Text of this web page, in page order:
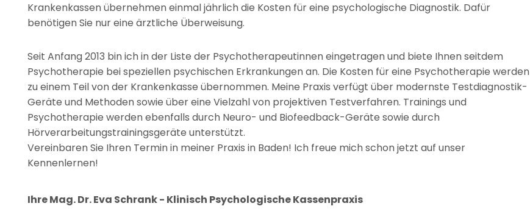
Krankenkassen übernehmen einmal jährlich die Kosten für eine psychologische Diagnostik. Dafür
benötigen Sie nur eine ärztliche Überweisung.
Seit Anfang 2013 bin ich in der Liste der Psychotherapeutinnen eingetragen und biete Ihnen seitdem
Psychotherapie bei speziellen psychischen Erkrankungen an. Die Kosten für eine Psychotherapie werden
zu einem Teil von der Krankenkasse übernommen. Meine Praxis verfügt über modernste Testdiagnostik-
Geräte und Methoden sowie über eine Vielzahl von projektiven Testverfahren. Trainings und
Psychotherapie werden ebenfalls durch Neuro- und Biofeedback-Geräte sowie durch
Hörverarbeitungstrainingsgeräte unterstützt.
Vereinbaren Sie Ihren Termin in meiner Praxis in Baden! Ich freue mich schon jetzt auf unser
Kennenlernen!
Ihre Mag. Dr. Eva Schrank - Klinisch Psychologische Kassenpraxis